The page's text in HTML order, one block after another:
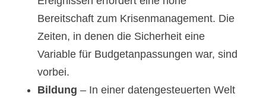
Bereitschaft zum Krisenmanagement. Die
Zeiten, in denen die Sicherheit eine
Variable für Budgetanpassungen war, sind
vorbei.
Bildung – In einer datengesteuerten Welt